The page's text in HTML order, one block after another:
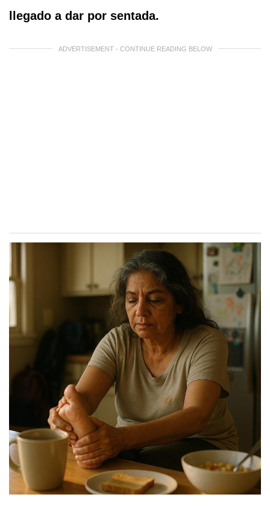
llegado a dar por sentada.
ADVERTISEMENT - CONTINUE READING BELOW